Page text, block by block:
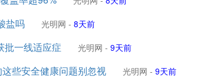
盐吗 光明网 - 8天前
一线适应症 光明网 - 9天前
些安全健康问题别忽视 光明网 - 9天前